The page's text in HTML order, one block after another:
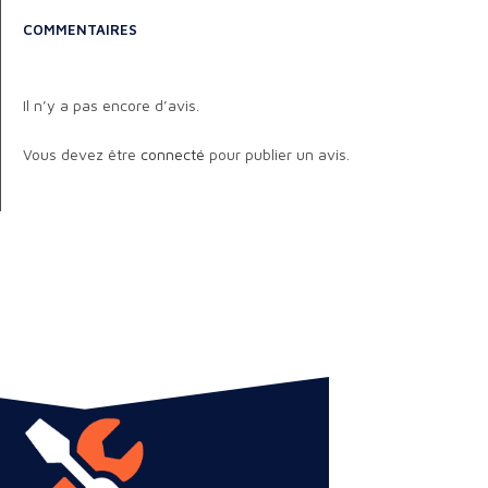
COMMENTAIRES
Il n’y a pas encore d’avis.
Vous devez être connecté pour publier un avis.